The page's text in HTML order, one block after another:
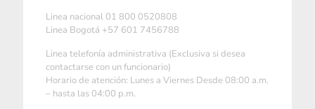
Linea nacional 01 800 0520808
Linea Bogotá +57 601 7456788
Linea telefonía administrativa (Exclusiva si desea
contactarse con un funcionario)
Horario de atención: Lunes a Viernes Desde 08:00 a.m.
– hasta las 04:00 p.m.